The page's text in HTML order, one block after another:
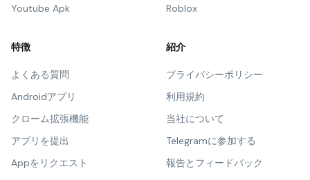
Youtube Apk
Roblox
特徴
よくある質問
Androidアプリ
クローム拡張機能
アプリを提出
Appをリクエスト
紹介
プライバシーポリシー
利用規約
当社について
Telegramに参加する
報告とフィードバック